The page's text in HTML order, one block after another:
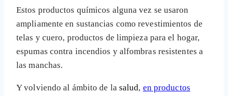
Estos productos químicos alguna vez se usaron
ampliamente en sustancias como revestimientos de
telas y cuero, productos de limpieza para el hogar,
espumas contra incendios y alfombras resistentes a
las manchas.
Y volviendo al ámbito de la salud, en productos